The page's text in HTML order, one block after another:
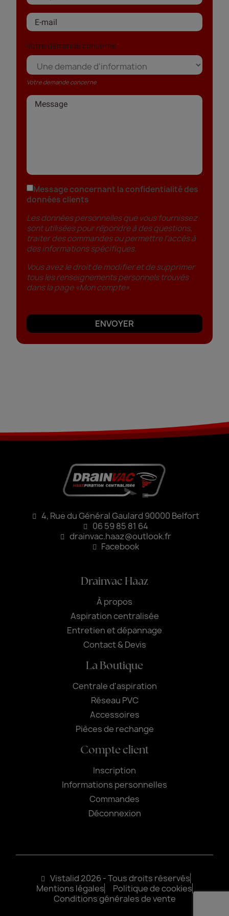
Votre demande concerne
Votre demande concerne
Message concernant la confidentialité des
données clients
Les données personnelles que vous fournissez
sont utilisées pour répondre à des questions,
traiter des commandes ou permettre l’accès à
des informations spécifiques.
Vous avez le droit de modifier et de supprimer
tous les renseignements personnels trouvés
dans la page «Mon compte».
ENVOYER
4, Rue du Général Gaulard 90000 Belfort
06 59 85 81 64
drainvac.haaz@outlook.fr
Facebook
Drainvac Haaz
À propos
Aspiration centralisée
Entretien et dépannage
Contact & Devis
La Boutique
Centrale d'aspiration
Réseau PVC
Accessoires
Pièces de rechange
Compte client
Inscription
Informations personnelles
Commandes
Déconnexion
Vistalid 2026 - Tous droits réservés
Mentions légales
Politique de cookies
Conditions générales de vente